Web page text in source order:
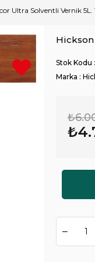
Ultra Solventli Vernik 5L.
Marka :